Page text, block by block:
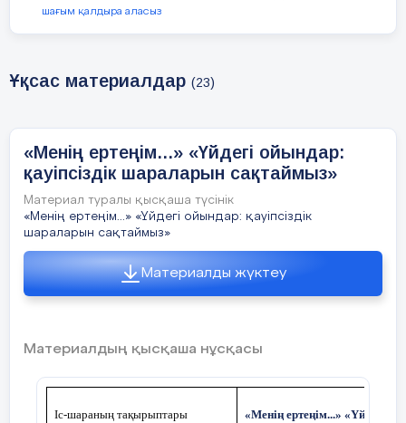
жауапкершілігіміз.
Балаларымыздың болашағын қалай қамтамасыз
етеміз?
мақсатымыз
шағым қалдыра аласыз
Ұқсас материалдар (23)
«Менің ертеңім...» «Үйдегі ойындар:
қауіпсіздік шараларын сақтаймыз»
Материал туралы қысқаша түсінік
«Менің ертеңім...» «Үйдегі ойындар: қауіпсіздік
шараларын сақтаймыз»
Материалды жүктеу
Материалдың қысқаша нұсқасы
Іс-шараның тақырыптары «Менің ертеңім...» «Үйдегі